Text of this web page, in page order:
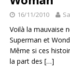
16/11/2010
Voilà la mauvaise
Superman et
Même si ces
la part des […]